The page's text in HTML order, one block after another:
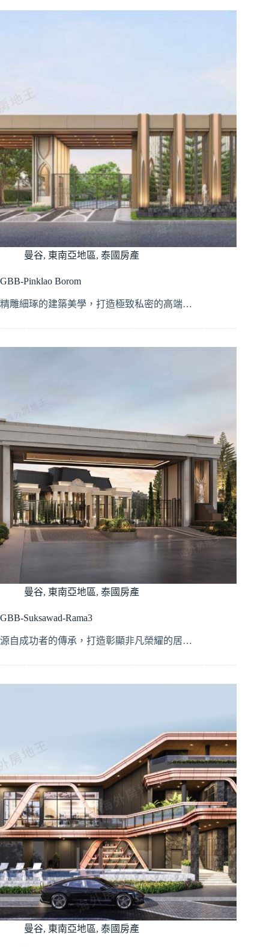
曼谷, 東南亞地區, 泰國房產
GBB-Pinklao Borom
精雕細琢的建築美學，打造極致私密的高端…
曼谷, 東南亞地區, 泰國房產
GBB-Suksawad-Rama3
源自成功者的傳承，打造彰顯非凡榮耀的居…
曼谷, 東南亞地區, 泰國房產